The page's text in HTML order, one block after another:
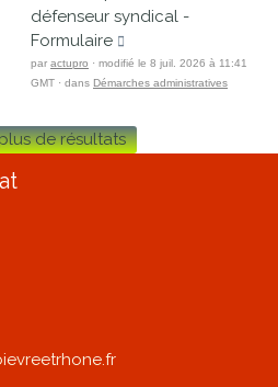
défenseur syndical -
Formulaire
par actupro · modifié le 8 juil. 2026 à 11:41
GMT · dans Démarches administratives
de résultats